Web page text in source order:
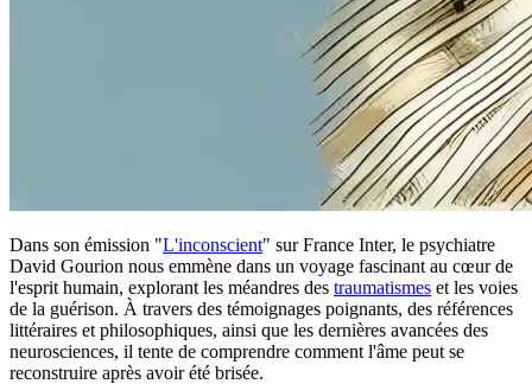
Dans son émission "L'inconscient" sur France Inter, le psychiatre
David Gourion nous emmène dans un voyage fascinant au cœur de
l'esprit humain, explorant les méandres des traumatismes et les voies
de la guérison. À travers des témoignages poignants, des références
littéraires et philosophiques, ainsi que les dernières avancées des
neurosciences, il tente de comprendre comment l'âme peut se
reconstruire après avoir été brisée.